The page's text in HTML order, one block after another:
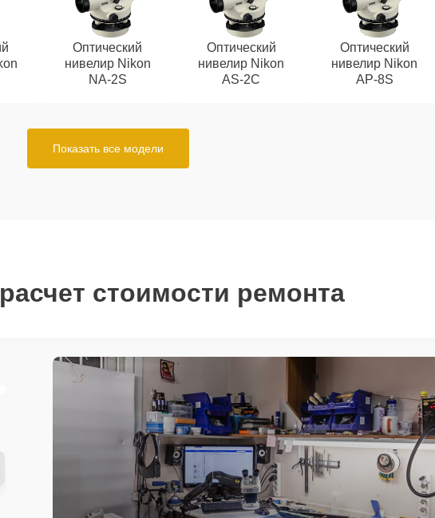
Оптический
нивелир Nikon
NA-2S
Оптический
нивелир Nikon
AS-2C
Оптический
нивелир Nikon
AP-8S
Показать все модели
стоимости ремонта